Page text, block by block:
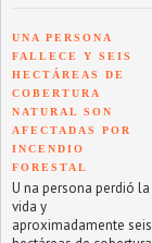
UNA PERSONA
FALLECE Y SEIS
HECTÁREAS DE
COBERTURA
NATURAL SON
AFECTADAS POR
INCENDIO
FORESTAL
U na persona perdió la
vida y
aproximadamente seis